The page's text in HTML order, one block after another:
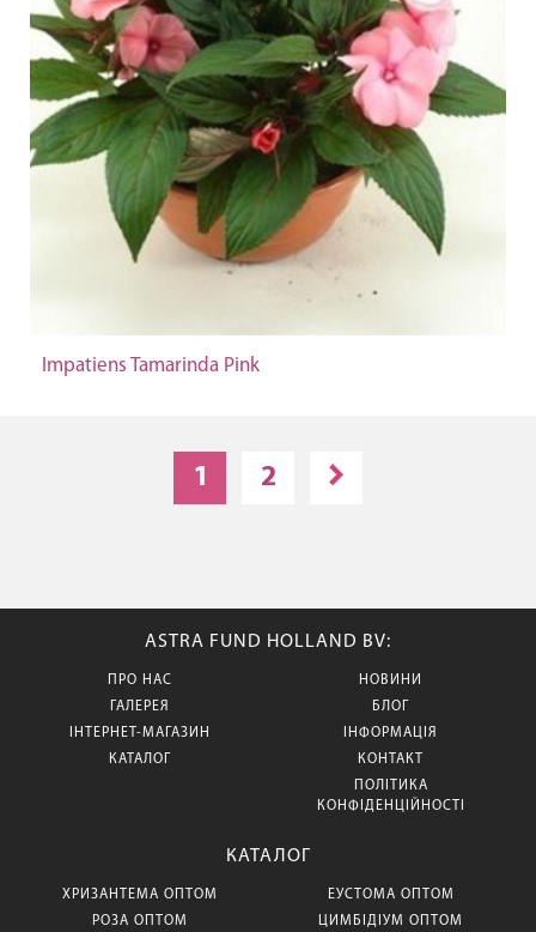
Impatiens Tamarinda Pink
1 2
ASTRA FUND HOLLAND BV:
ПРО НАС
ГАЛЕРЕЯ
ІНТЕРНЕТ-МАГАЗИН
КАТАЛОГ
НОВИНИ
БЛОГ
ІНФОРМАЦІЯ
КОНТАКТ
ПОЛІТИКА
КОНФІДЕНЦІЙНОСТІ
КАТАЛОГ
ХРИЗАНТЕМА ОПТОМ
РОЗА ОПТОМ
ЕУСТОМА ОПТОМ
ЦИМБІДІУМ ОПТОМ